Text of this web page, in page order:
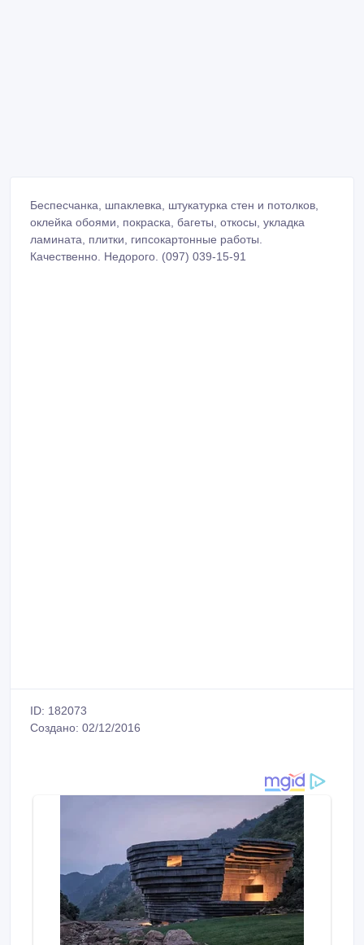
Беспесчанка, шпаклевка, штукатурка стен и потолков,
оклейка обоями, покраска, багеты, откосы, укладка
ламината, плитки, гипсокартонные работы.
Качественно. Недорого. (097) 039-15-91
ID: 182073
Создано: 02/12/2016